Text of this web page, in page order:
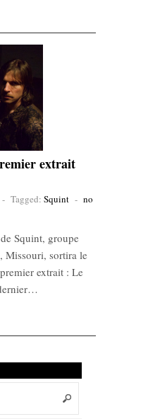
extrait
- Tagged: Squint - no
Squint, groupe
Missouri, sortira le
extrait : Le